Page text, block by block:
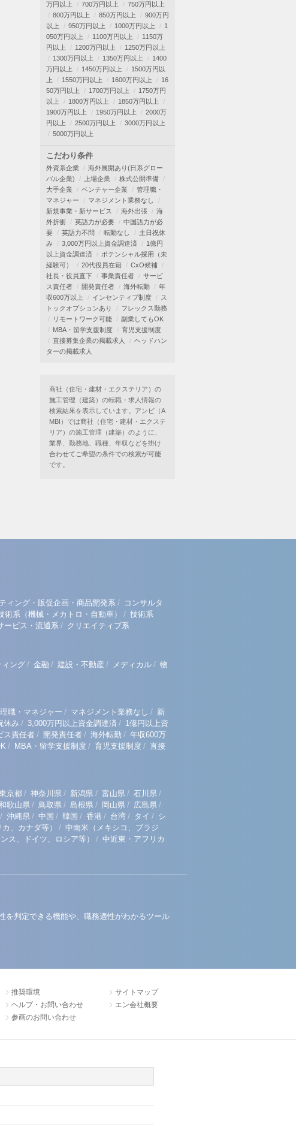
万円以上
700万円以上
750万円以上
800万円以上
850万円以上
900万円
以上
950万円以上 1000万円以上
1
050万円以上
1100万円以上
1150万
円以上
1200万円以上
1250万円以上
1300万円以上
1350万円以上
1400
万円以上
1450万円以上
1500万円以
上
1550万円以上 1600万円以上
16
50万円以上
1700万円以上
1750万円
以上
1800万円以上
1850万円以上
1900万円以上
1950万円以上
2000万
円以上
2500万円以上
3000万円以上
5000万円以上
こだわり条件
外資系企業
海外展開あり(日系グロー
バル企業)
上場企業
株式公開準備
大手企業
ベンチャー企業
管理職・
マネジャー
マネジメント業務なし
新規事業・新サービス
海外出張
海
外折衝
英語力が必要
中国語力が必
要
英語力不問 転勤なし
土日祝休
み
3,000万円以上資金調達済
1億円
以上資金調達済
ポテンシャル採用（未
経験可）
20代役員在籍
CxO候補
社長・役員直下
事業責任者
サービ
ス責任者
開発責任者 海外転勤
年
収600万以上
インセンティブ制度
ス
トックオプションあり
フレックス勤務
リモートワーク可能
副業してもOK
MBA・留学支援制度
育児支援制度
直接募集企業の掲載求人
ヘッドハン
ターの掲載求人
商社（住宅・建材・エクステリア）の
施工管理（建築）の転職・求人情報の
検索結果を表示しています。アンビ（A
MBI）では商社（住宅・建材・エクステ
リア）の施工管理（建築）のように、
業界、勤務地、職種、年収などを掛け
合わせてご希望の条件での検索が可能
です。
ィング・販促企画・商品開発系/ コンサルタ
術系（機械・メカトロ・自動車） / 技術系
ービス・流通系 / クリエイティブ系
ィング/ 金融 / 建設・不動産 / メディカル / 物
職・マネジャー / マネジメント業務なし / 新
休み / 3,000万円以上資金調達済 / 1億円以上資
ス責任者 / 開発責任者 / 海外転勤 / 年収600万
/ MBA・留学支援制度 / 育児支援制度 / 直接
京都 / 神奈川県 / 新潟県 / 富山県 / 石川県 /
歌山県 / 鳥取県 / 島根県 / 岡山県 / 広島県 /
/ 沖縄県 / 中国 / 韓国 / 香港 / 台湾 / タイ / シ
、カナダ等） / 中南米（メキシコ、ブラジ
ス、ドイツ、ロシア等） / 中近東・アフリカ
を判定できる機能や、職務適性がわかるツール
推奨環境
ヘルプ・お問い合わせ
参画のお問い合わせ
サイトマップ
エン会社概要